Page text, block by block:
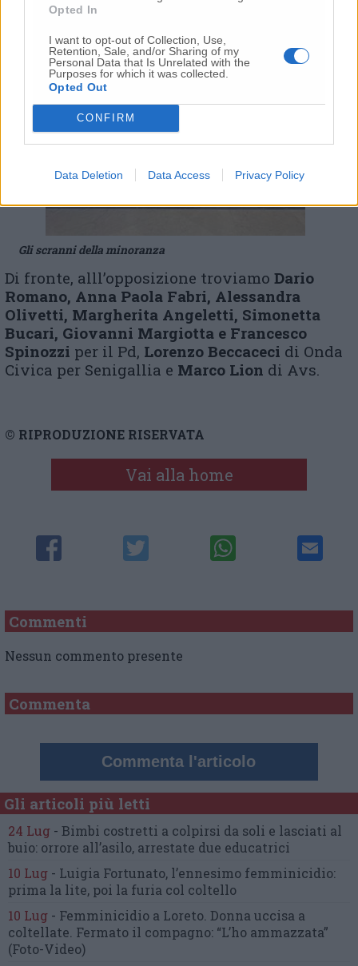
Opted In
I want to opt-out of Collection, Use,
Retention, Sale, and/or Sharing of my
Personal Data that Is Unrelated with the
Purposes for which it was collected.
Opted Out
CONFIRM
Data Deletion Data Access Privacy Policy
Gli scranni della minoranza
Di fronte, alll’opposizione troviamo Dario
Romano, Anna Paola Fabri, Alessandra
Olivetti, Margherita Angeletti, Simonetta
Bucari, Giovanni Margiotta e Francesco
Spinozzi per il Pd, Lorenzo Beccaceci di Onda
Civica per Senigallia e Marco Lion di Avs.
© RIPRODUZIONE RISERVATA
Vai alla home
Commenti
Nessun commento presente
Commenta
Commenta l'articolo
Gli articoli più letti
24 Lug - Bimbi costretti a colpirsi da soli e lasciati al
buio: orrore all’asilo, arrestate due educatrici
10 Lug - Luigia Fortunato, l’ennesimo femminicidio:
prima la lite, poi la furia col coltello
10 Lug - Femminicidio a Loreto. Donna uccisa a
coltellate. Fermato il compagno: “L’ho ammazzata”
(Foto-Video)